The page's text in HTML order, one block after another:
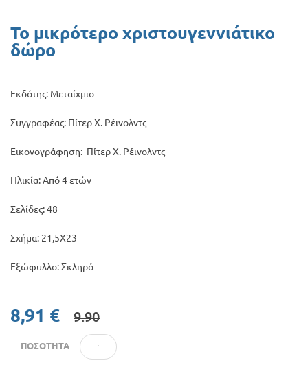
Το μικρότερο χριστουγεννιάτικο
δώρο
Εκδότης: Μεταίχμιο
Συγγραφέας: Πίτερ Χ. Ρέινολντς
Εικονογράφηση: Πίτερ Χ. Ρέινολντς
Ηλικία: Από 4 ετών
Σελίδες: 48
Σχήμα: 21,5Χ23
Εξώφυλλο: Σκληρό
8,91 € 9.90
ΠΟΣΌΤΗΤΑ